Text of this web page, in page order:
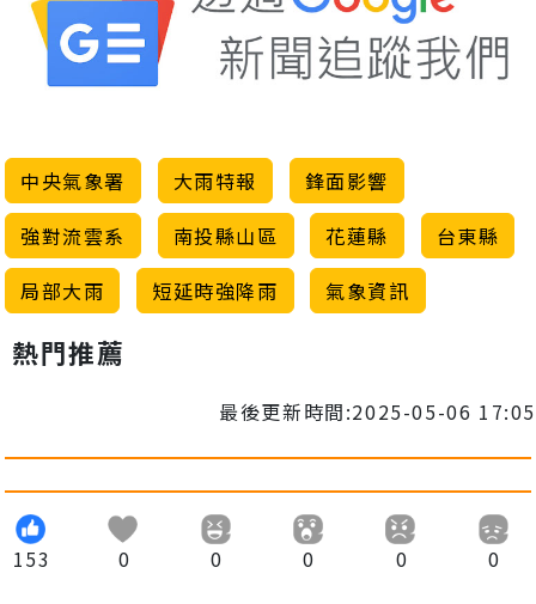
中央氣象署 大雨特報
鋒面影響
強對流雲系
南投縣山區 花蓮縣
台東縣
局部大雨
短延時強降雨 氣象資訊
熱門推薦
最後更新時間:2025-05-06 17:05
153 0 0 0 0 0